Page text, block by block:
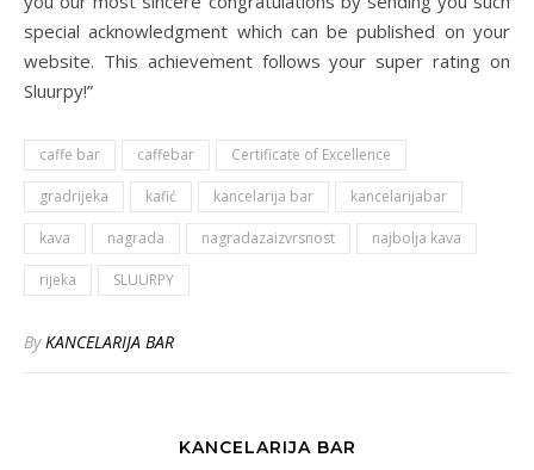
special acknowledgment which can be published on your
website. This achievement follows your super rating on
Sluurpy!”
caffe bar caffebar Certificate of Excellence
gradrijeka kafić kancelarija bar kancelarijabar
kava nagrada nagradazaizvrsnost najbolja kava
rijeka SLUURPY
ByKANCELARIJA BAR
KANCELARIJA BAR